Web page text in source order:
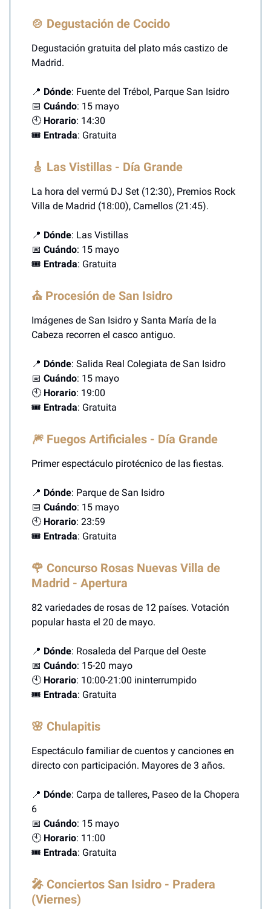
🍲 Degustación de Cocido
Degustación gratuita del plato más castizo de
Madrid.
📍 Dónde: Fuente del Trébol, Parque San Isidro
📅 Cuándo: 15 mayo
🕙 Horario: 14:30
🎟️ Entrada: Gratuita
🎸 Las Vistillas - Día Grande
La hora del vermú DJ Set (12:30), Premios Rock
Villa de Madrid (18:00), Camellos (21:45).
📍 Dónde: Las Vistillas
📅 Cuándo: 15 mayo
🎟️ Entrada: Gratuita
⛪ Procesión de San Isidro
Imágenes de San Isidro y Santa María de la
Cabeza recorren el casco antiguo.
📍 Dónde: Salida Real Colegiata de San Isidro
📅 Cuándo: 15 mayo
🕙 Horario: 19:00
🎟️ Entrada: Gratuita
🎆 Fuegos Artificiales - Día Grande
Primer espectáculo pirotécnico de las fiestas.
📍 Dónde: Parque de San Isidro
📅 Cuándo: 15 mayo
🕙 Horario: 23:59
🎟️ Entrada: Gratuita
🌹 Concurso Rosas Nuevas Villa de
Madrid - Apertura
82 variedades de rosas de 12 países. Votación
popular hasta el 20 de mayo.
📍 Dónde: Rosaleda del Parque del Oeste
📅 Cuándo: 15-20 mayo
🕙 Horario: 10:00-21:00 ininterrumpido
🎟️ Entrada: Gratuita
🌸 Chulapitis
Espectáculo familiar de cuentos y canciones en
directo con participación. Mayores de 3 años.
📍 Dónde: Carpa de talleres, Paseo de la Chopera
6
📅 Cuándo: 15 mayo
🕙 Horario: 11:00
🎟️ Entrada: Gratuita
🎤 Conciertos San Isidro - Pradera
(Viernes)